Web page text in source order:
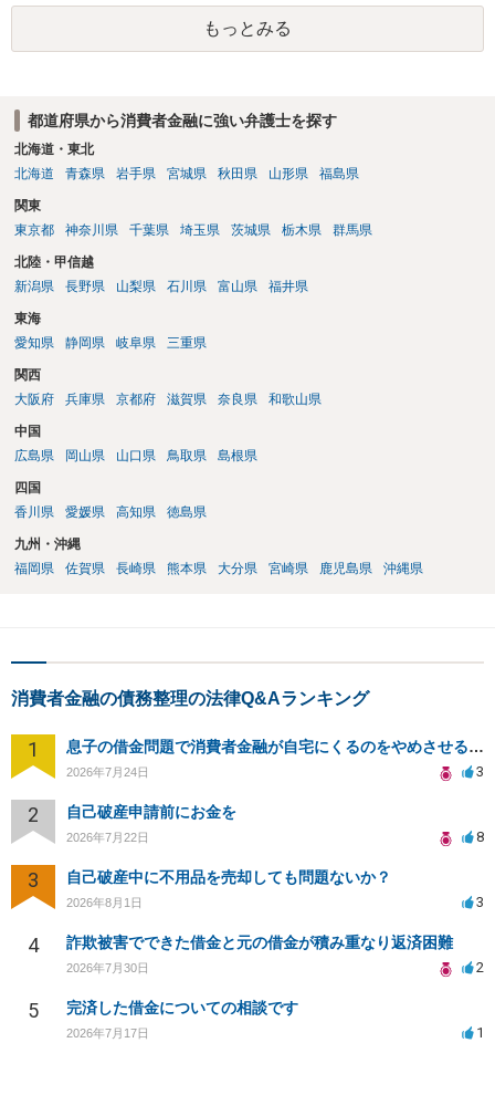
談にいくように説得されてはどうでしょうか。相談者様が一緒だと話
せない事情もあるかもしれないのでおひとりで行ってもらうほうがい
いかもしれません。 配偶者の債務がある状態で配偶者が亡くなると債
て相談にいくようにお話してみてはどうでしょうか。
もっとみる
都道府県から消費者金融に強い弁護士を探す
北海道・東北
北海道
青森県 岩手県 宮城県 秋田県 山形県 福島県
関東
東京都
神奈川県 千葉県 埼玉県 茨城県 栃木県 群馬県
北陸・甲信越
新潟県
長野県 山梨県 石川県 富山県 福井県
東海
愛知県
静岡県 岐阜県 三重県
関西
大阪府
兵庫県 京都府 滋賀県 奈良県 和歌山県
中国
広島県
岡山県 山口県 鳥取県 島根県
四国
香川県
愛媛県 高知県 徳島県
九州・沖縄
福岡県
佐賀県 長崎県 熊本県 大分県 宮崎県 鹿児島県 沖縄県
消費者金融の債務整理の法律Q&Aランキング
1 息子の借金問題で消費者金融が自宅にくるのをやめさせる方法はないですか？
2026年7月24日 3
2 自己破産申請前にお金を
2026年7月22日 8
3 自己破産中に不用品を売却しても問題ないか？
2026年8月1日 3
4 詐欺被害でできた借金と元の借金が積み重なり返済困難
2026年7月30日 2
5 完済した借金についての相談です
2026年7月17日 1